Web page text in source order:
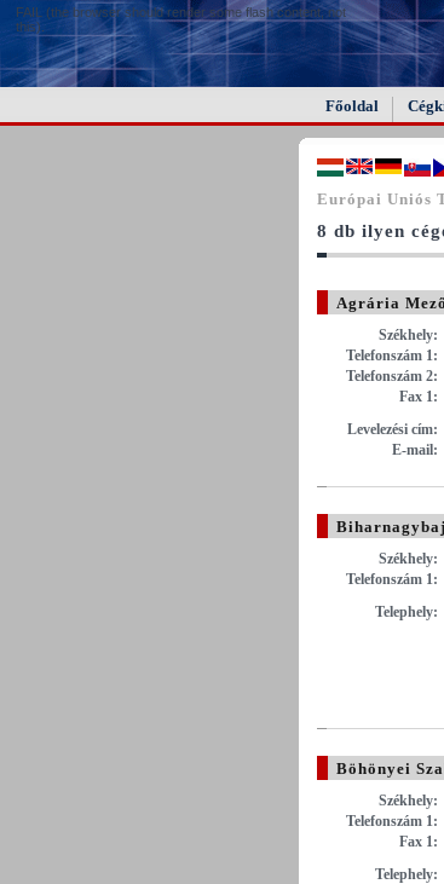
FAIL (the browser should render some flash content, not
this).
Főoldal
Európai Uniós
8 db ilyen
Agrária
Székhely:
Telefonszám 1:
Telefonszám 2:
Fax 1:
Levelezési cím:
E-mail:
Székhely:
Telefonszám 1:
Telephely:
Böhönyei
Székhely:
Telefonszám 1:
Fax 1:
Telephely: